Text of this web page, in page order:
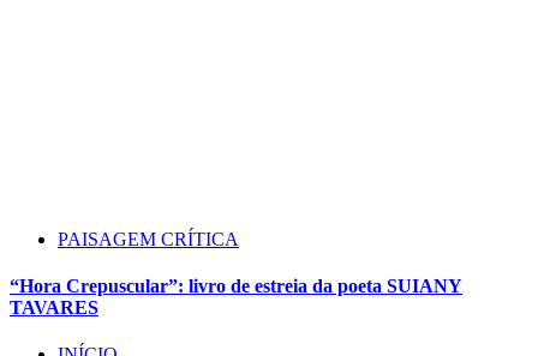
PAISAGEM CRÍTICA
“Hora Crepuscular”: livro de estreia da poeta SUIANY
TAVARES